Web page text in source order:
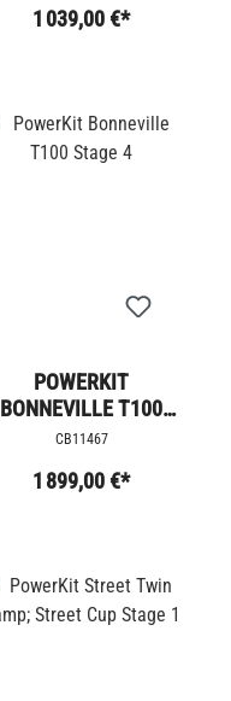
1 039,00 €*
POWERKIT
BONNEVILLE T100
STAGE 4
CB11467
1 899,00 €*